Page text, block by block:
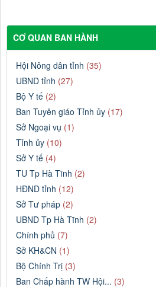
CƠ QUAN BAN HÀNH
Hội Nông dân tỉnh (35)
UBND tỉnh (27)
Bộ Y tế (2)
Ban Tuyên giáo Tỉnh ủy (17)
Sở Ngoại vụ (1)
Tỉnh ủy (10)
Sở Y tế (4)
TU Tp Hà Tĩnh (2)
HĐND tỉnh (12)
Sở Tư pháp (2)
UBND Tp Hà Tĩnh (2)
Chính phủ (7)
Sở KH&CN (1)
Bộ Chính Trị (3)
Ban Chấp hành TW Hội... (3)